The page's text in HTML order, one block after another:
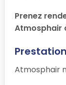
Prenez
Atmosphair
Atmosphair